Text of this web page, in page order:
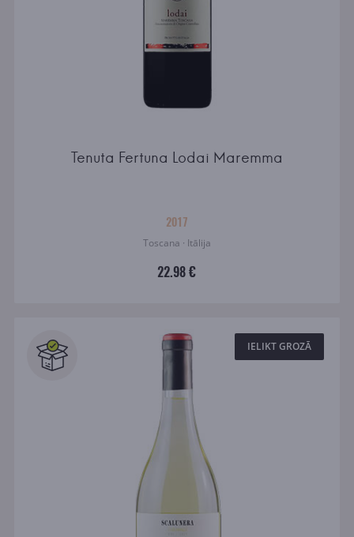
Tenuta Fertuna Lodai Maremma
2017
Toscana · Itālija
22.98 €
IELIKT GROZĀ